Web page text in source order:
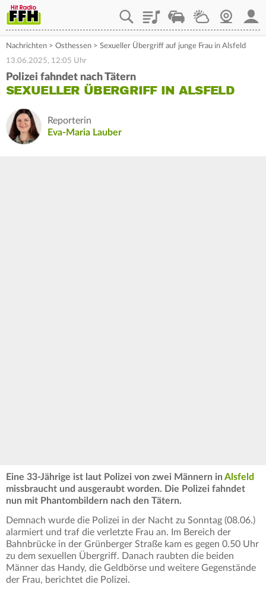
PlaylistStaupilotWetterWebcam
Nachrichten > Osthessen > Sexueller Übergriff auf junge Frau in Alsfeld
13.06.2025, 12:05 Uhr
Polizei fahndet nach Tätern
SEXUELLER ÜBERGRIFF IN ALSFELD
Reporterin
Eva-Maria Lauber
Eine 33-Jährige ist laut Polizei von zwei Männern in Alsfeld
missbraucht und ausgeraubt worden. Die Polizei fahndet
nun mit Phantombildern nach den Tätern.
Demnach wurde die Polizei in der Nacht zu Sonntag (08.06.)
alarmiert und traf die verletzte Frau an. Im Bereich der
Bahnbrücke in der Grünberger Straße kam es gegen 0.50 Uhr
zu dem sexuellen Übergriff. Danach raubten die beiden
Männer das Handy, die Geldbörse und weitere Gegenstände
der Frau, berichtet die Polizei.